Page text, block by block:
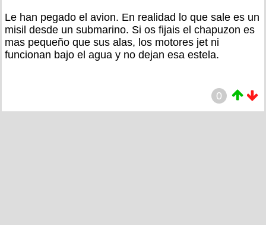
Le han pegado el avion. En realidad lo que sale es un
misil desde un submarino. Si os fijais el chapuzon es
mas pequeño que sus alas, los motores jet ni
funcionan bajo el agua y no dejan esa estela.
0